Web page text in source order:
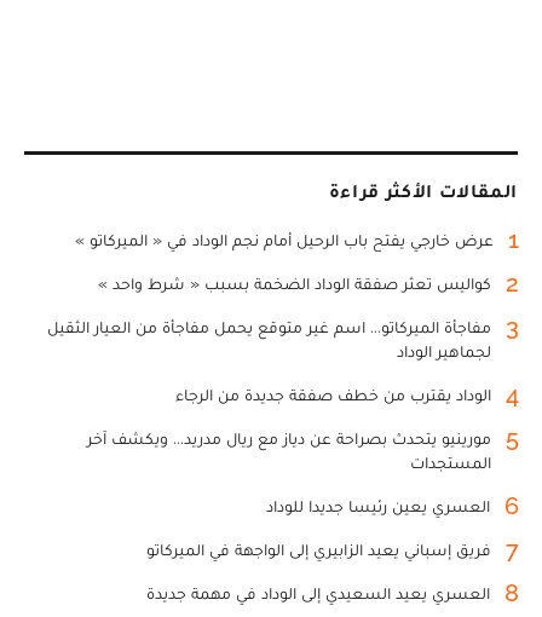
المقالات الأكثر قراءة
1 عرض خارجي يفتح باب الرحيل أمام نجم الوداد في « الميركاتو »
2 كواليس تعثر صفقة الوداد الضخمة بسبب « شرط واحد »
3
مفاجأة الميركاتو... اسم غير متوقع يحمل مفاجأة من العيار الثقيل
لجماهير الوداد
4 الوداد يقترب من خطف صفقة جديدة من الرجاء
5
مورينيو يتحدث بصراحة عن دياز مع ريال مدريد... ويكشف آخر
المستجدات
6 العسري يعين رئيسا جديدا للوداد
7 فريق إسباني يعيد الزابيري إلى الواجهة في الميركاتو
8 العسري يعيد السعيدي إلى الوداد في مهمة جديدة